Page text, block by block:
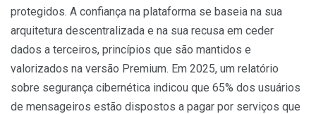
protegidos. A confiança na plataforma se baseia na sua
arquitetura descentralizada e na sua recusa em ceder
dados a terceiros, princípios que são mantidos e
valorizados na versão Premium. Em 2025, um relatório
sobre segurança cibernética indicou que 65% dos usuários
de mensageiros estão dispostos a pagar por serviços que